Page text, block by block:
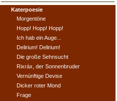
Katerpoesie
Morgentöne
Hopp! Hopp! Hopp!
Ich hab ein Auge...
Delirium! Delirium!
Die große Sehnsucht
Rixráx, der Sonnenbruder
Vernünftige Devise
Dicker roter Mond
Frage